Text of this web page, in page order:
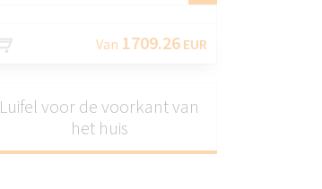
Van 1709.26 EUR
Luifel voor de voorkant van
het huis